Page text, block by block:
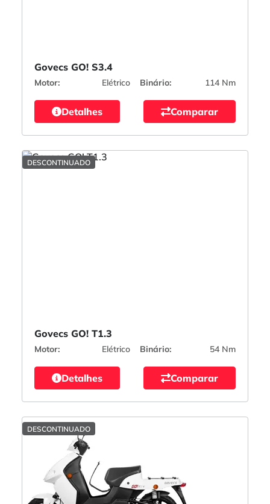
Govecs GO! S3.4
Motor: Elétrico Binário: 114 Nm
Detalhes Comparar
DESCONTINUADO
Govecs GO! T1.3
Motor: Elétrico Binário: 54 Nm
Detalhes Comparar
DESCONTINUADO